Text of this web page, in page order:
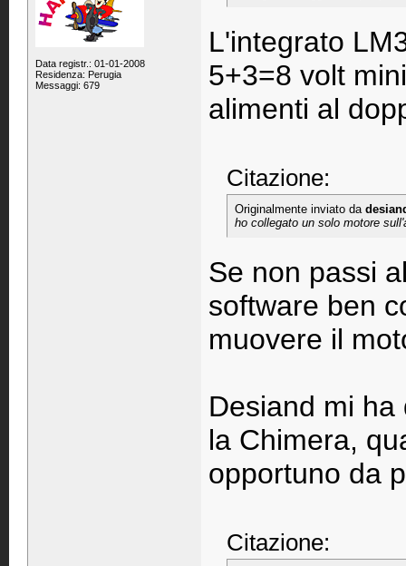
Data registr.: 01-01-2008
Residenza: Perugia
Messaggi: 679
L'integrato
5+3=8 volt
alimenti al
Citazione:
Originalmente inviato da
ho collegato un solo motore
Se non passi
software ben
muovere il
Desiand mi
la Chimera,
opportuno da
Citazione: